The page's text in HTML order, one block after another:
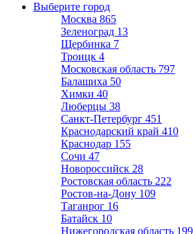
Выберите город
Москва 865
Зеленоград 13
Щербинка 7
Троицк 4
Московская область 797
Балашиха 50
Химки 40
Люберцы 38
Санкт-Петербург 451
Краснодарский край 410
Краснодар 155
Сочи 47
Новороссийск 28
Ростовская область 222
Ростов-на-Дону 109
Таганрог 16
Батайск 10
Нижегородская область 199